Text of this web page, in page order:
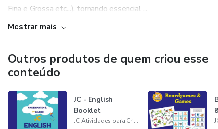
Fina e Grossa etc...), tornando essencial ...
Mostrar mais
Outros produtos de quem criou esse
conteúdo
JC - English
Booklet
JC Atividades para Crianças